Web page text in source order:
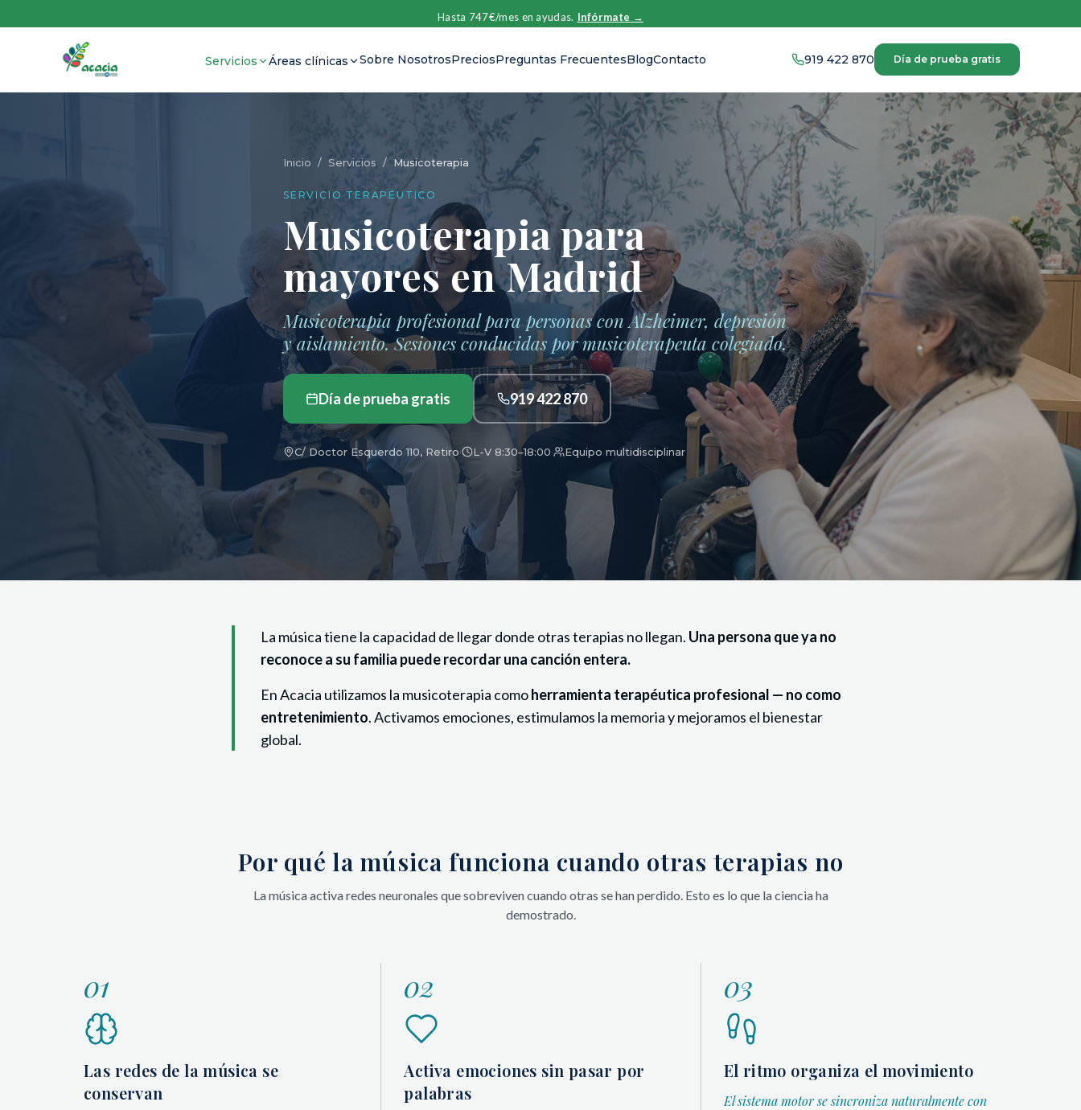
Hasta 747€/mes en ayudas. Infórmate →
Servicios Áreas clínicas Sobre NosotrosPreciosPreguntas FrecuentesBlogContacto 919 422 870 Día de prueba gratis
Inicio / Servicios / Musicoterapia
SERVICIO TERAPÉUTICO
Musicoterapia para
mayores en Madrid
Musicoterapia profesional para personas con Alzheimer, depresión
y aislamiento. Sesiones conducidas por musicoterapeuta colegiado.
Día de prueba gratis 919 422 870
C/ Doctor Esquerdo 110, Retiro· L-V 8:30–18:00· Equipo multidisciplinar
La música tiene la capacidad de llegar donde otras terapias no llegan. Una persona que ya no
reconoce a su familia puede recordar una canción entera.
En Acacia utilizamos la musicoterapia comoherramienta terapéutica profesional — no como
entretenimiento. Activamos emociones, estimulamos la memoria y mejoramos el bienestar
global.
Por qué la música funciona cuando otras terapias no
La música activa redes neuronales que sobreviven cuando otras se han perdido. Esto es lo que la ciencia ha
demostrado.
01
Las redes de la música se
conservan
02
Activa emociones sin pasar por
palabras
03
El ritmo organiza el movimiento
El sistema motor se sincroniza naturalmente con